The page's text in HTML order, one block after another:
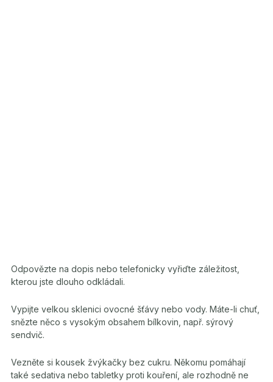
Odpovězte na dopis nebo telefonicky vyřiďte záležitost,
kterou jste dlouho odkládali.
Vypijte velkou sklenici ovocné šťávy nebo vody. Máte-li chuť,
snězte něco s vysokým obsahem bílkovin, např. sýrový
sendvič.
Vezněte si kousek žvýkačky bez cukru. Někomu pomáhají
také sedativa nebo tabletky proti kouření, ale rozhodně ne